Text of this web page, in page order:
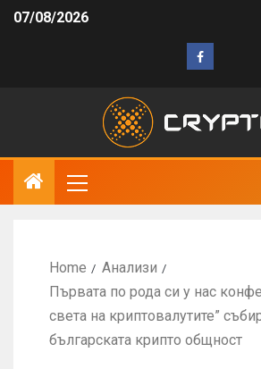
07/08/2026
Home
Анализи
Първата по рода си у нас
света на криптовалутите”
българската крипто общност